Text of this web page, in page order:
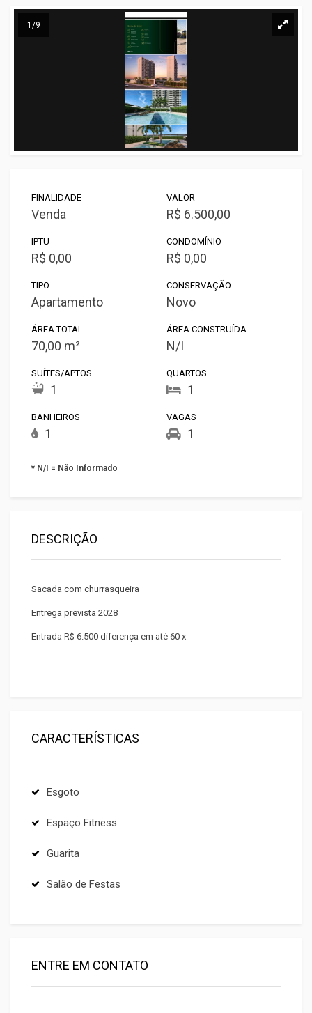
1/9
FINALIDADE
Venda
VALOR
R$ 6.500,00
IPTU
R$ 0,00
CONDOMÍNIO
R$ 0,00
TIPO
Apartamento
CONSERVAÇÃO
Novo
ÁREA TOTAL
70,00 m²
ÁREA CONSTRUÍDA
N/I
SUÍTES/APTOS.
1
QUARTOS
1
BANHEIROS
1
VAGAS
1
* N/I = Não Informado
DESCRIÇÃO
Sacada com churrasqueira
Entrega prevista 2028
Entrada R$ 6.500 diferença em até 60 x
CARACTERÍSTICAS
Esgoto
Espaço Fitness
Guarita
Salão de Festas
ENTRE EM CONTATO